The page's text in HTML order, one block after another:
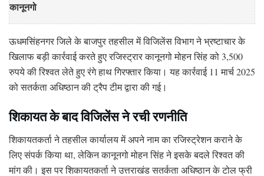
कानूनगो
ऊधमसिंहनगर जिले के बाजपुर तहसील में विजिलेंस विभाग ने भ्रष्टाचार के
खिलाफ बड़ी कार्रवाई करते हुए रजिस्ट्रार कानूनगो मोहन सिंह को 3,500
रुपये की रिश्वत लेते हुए रंगे हाथ गिरफ्तार किया। यह कार्रवाई 11 मार्च 2025
को सतर्कता अधिष्ठान की ट्रैप टीम द्वारा की गई।
शिकायत के बाद विजिलेंस ने रची रणनीति
शिकायतकर्ता ने तहसील कार्यालय में अपने नाम का रजिस्ट्रेशन कराने के
लिए संपर्क किया था, लेकिन कानूनगो मोहन सिंह ने इसके बदले रिश्वत की
मांग की। इस पर शिकायतकर्ता ने उत्तराखंड सतर्कता अधिष्ठान के टोल फ्री